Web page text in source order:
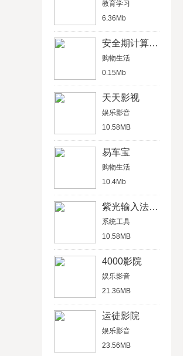
教育学习
6.36Mb
安全期计算器在线查询
购物生活
0.15Mb
天天影视
娱乐影音
10.58MB
易车宝
购物生活
10.4Mb
紫光输入法官方版
系统工具
10.58MB
4000影院
娱乐影音
21.36MB
运徒影院
娱乐影音
23.56MB